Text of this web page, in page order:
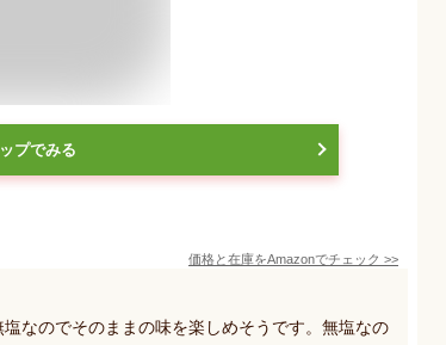
プでみる
価格と在庫をAmazonでチェック >>
なのでそのままの味を楽しめそうです。無塩なの